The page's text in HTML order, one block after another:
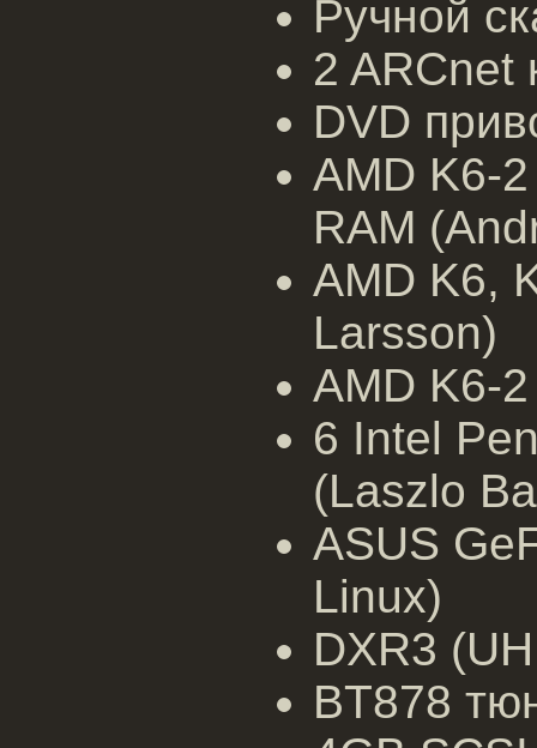
Ручной
2 ARCnet
DVD
AMD K6-
RAM
AMD K6,
Larsson)
AMD K6-
6 Intel
(Laszlo
ASUS
Linux)
DXR3
BT878